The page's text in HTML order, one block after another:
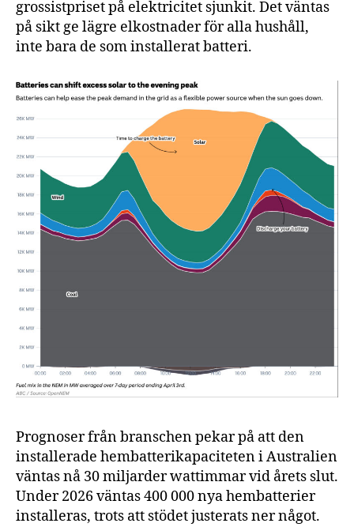
grossistpriset på elektricitet sjunkit. Det väntas
på sikt ge lägre elkostnader för alla hushåll,
inte bara de som installerat batteri.
Prognoser från branschen pekar på att den
installerade hembatterikapaciteten i Australien
väntas nå 30 miljarder wattimmar vid årets slut.
Under 2026 väntas 400 000 nya hembatterier
installeras, trots att stödet justerats ner något.